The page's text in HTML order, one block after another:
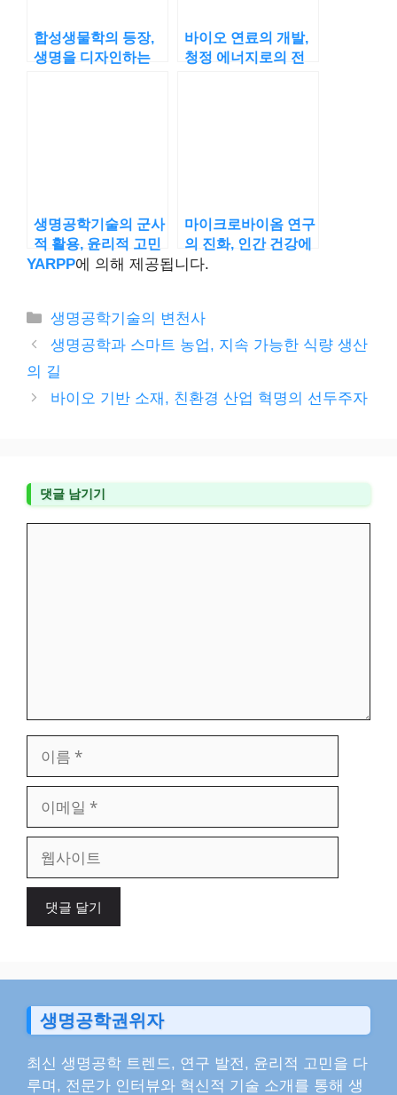
합성생물학의 등장,
생명을 디자인하는
바이오 연료의 개발,
청정 에너지로의 전
생명공학기술의 군사
적 활용, 윤리적 고민
까지
마이크로바이옴 연구
의 진화, 인간 건강에
미치는 영향
YARPP에 의해 제공됩니다.
카
테
리
생명공학기술의 변천사
생명공학과 스마트 농업, 지속 가능한 식량 생산
의 길
바이오 기반 소재, 친환경 산업 혁명의 선두주자
댓글 남기기
일
이
생명공학권위자
최신 생명공학 트렌드, 연구 발전, 윤리적 고민을 다
루며, 전문가 인터뷰와 혁신적 기술 소개를 통해 생